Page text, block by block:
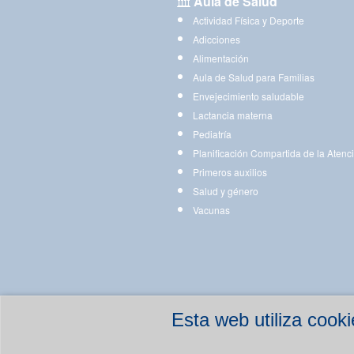
Esta web utiliza
Actividad Física y Deporte
Adicciones
Alimentación
Aula de Salud para Familias
Envejecimiento saludable
Lactancia materna
Pediatría
Planificación Compartida de la
Primeros auxilios
Salud y género
Vacunas